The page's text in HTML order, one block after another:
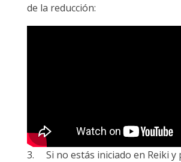
de la reducción:
3. Si no estás iniciado en Reiki y